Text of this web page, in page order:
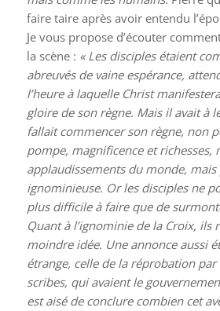
faire taire après avoir entendu
Je vous propose d’écouter
la scène : « Les disciples étaient
abreuvés de vaine espérance,
l’heure à laquelle Christ
gloire de son règne. Mais il avait à
fallait commencer son règne, non
pompe, magnificence et richesses,
applaudissements du monde,
ignominieuse. Or les disciples ne
plus difficile à faire que de
Quant à l’ignominie de la Croix, ils
moindre idée. Une annonce aussi
étrange, celle de la réprobation par
scribes, qui avaient le
est aisé de conclure combien cet